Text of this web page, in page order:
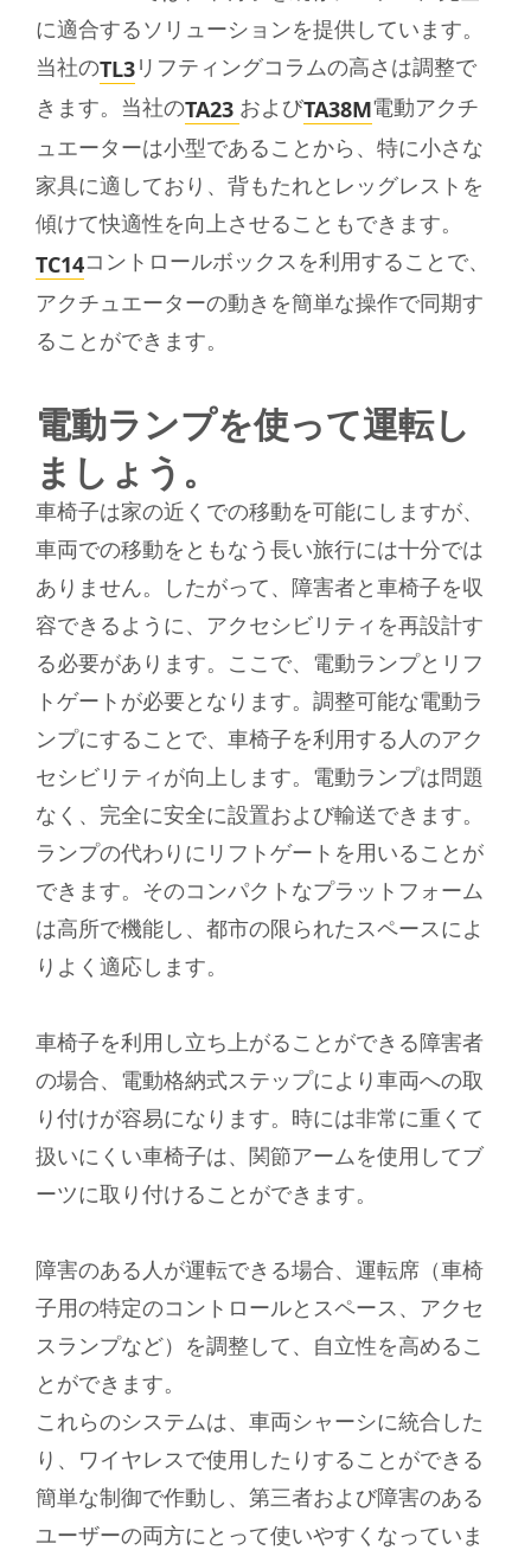
に適合するソリューションを提供しています。
当社のTL3リフティングコラムの高さは調整で
きます。当社のTA23 およびTA38M電動アクチ
ュエーターは小型であることから、特に小さな
家具に適しており、背もたれとレッグレストを
傾けて快適性を向上させることもできます。
TC14コントロールボックスを利用することで、
アクチュエーターの動きを簡単な操作で同期す
ることができます。
電動ランプを使って運転し
ましょう。
車椅子は家の近くでの移動を可能にしますが、
車両での移動をともなう長い旅行には十分では
ありません。したがって、障害者と車椅子を収
容できるように、アクセシビリティを再設計す
る必要があります。ここで、電動ランプとリフ
トゲートが必要となります。調整可能な電動ラ
ンプにすることで、車椅子を利用する人のアク
セシビリティが向上します。電動ランプは問題
なく、完全に安全に設置および輸送できます。
ランプの代わりにリフトゲートを用いることが
できます。そのコンパクトなプラットフォーム
は高所で機能し、都市の限られたスペースによ
りよく適応します。
車椅子を利用し立ち上がることができる障害者
の場合、電動格納式ステップにより車両への取
り付けが容易になります。時には非常に重くて
扱いにくい車椅子は、関節アームを使用してブ
ーツに取り付けることができます。
障害のある人が運転できる場合、運転席（車椅
子用の特定のコントロールとスペース、アクセ
スランプなど）を調整して、自立性を高めるこ
とができます。
これらのシステムは、車両シャーシに統合した
り、ワイヤレスで使用したりすることができる
簡単な制御で作動し、第三者および障害のある
ユーザーの両方にとって使いやすくなっていま